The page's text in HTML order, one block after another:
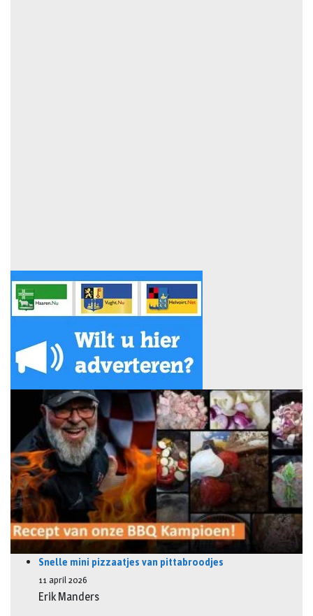
Snelle mini pizzaatjes van pittabroodjes
11 april 2026
Erik Manders